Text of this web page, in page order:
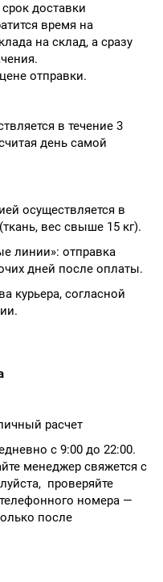
доставки
время на
на склад, а сразу
отправки.
в течение 3
день самой
осуществляется в
вес свыше 15 кг).
линии»: отправка
дней после оплаты.
курьера, согласной
расчет
с 9:00 до 22:00.
менеджер свяжется с
проверяйте
номера —
после